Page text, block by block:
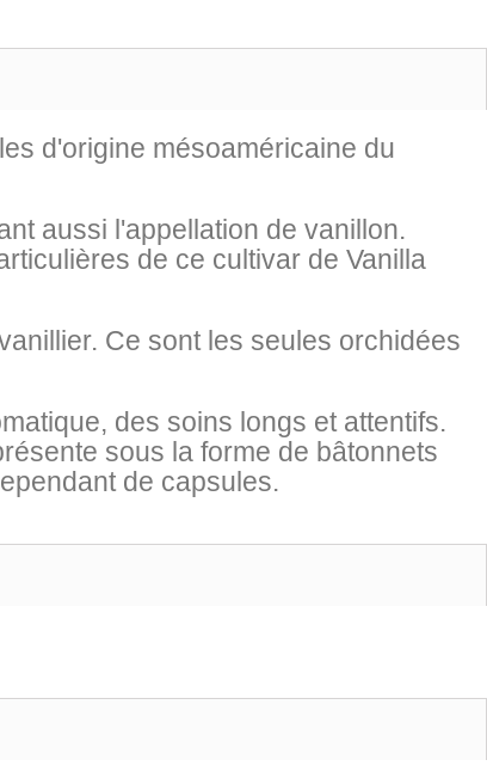
d'origine mésoaméricaine du
aussi l'appellation de vanillon.
de ce cultivar de Vanilla
Ce sont les seules orchidées
des soins longs et attentifs.
sous la forme de bâtonnets
de capsules.